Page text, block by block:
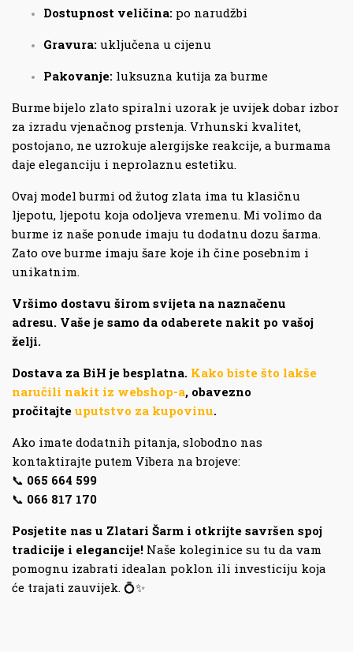
Dostupnost veličina: po narudžbi
Gravura: uključena u cijenu
Pakovanje: luksuzna kutija za burme
Burme bijelo zlato spiralni uzorak je uvijek dobar izbor
za izradu vjenačnog prstenja. Vrhunski kvalitet,
postojano, ne uzrokuje alergijske reakcije, a burmama
daje eleganciju i neprolaznu estetiku.
Ovaj model burmi od žutog zlata ima tu klasičnu
ljepotu, ljepotu koja odoljeva vremenu. Mi volimo da
burme iz naše ponude imaju tu dodatnu dozu šarma.
Zato ove burme imaju šare koje ih čine posebnim i
unikatnim.
Vršimo dostavu širom svijeta na naznačenu
adresu. Vaše je samo da odaberete nakit po vašoj
želji.
Dostava za BiH je besplatna. Kako biste što lakše
naručili nakit iz webshop-a, obavezno
pročitajte uputstvo za kupovinu.
Ako imate dodatnih pitanja, slobodno nas
kontaktirajte putem Vibera na brojeve:
📞 065 664 599
📞 066 817 170
Posjetite nas u Zlatari Šarm i otkrijte savršen spoj
tradicije i elegancije! Naše koleginice su tu da vam
pomognu izabrati idealan poklon ili investiciju koja
će trajati zauvijek. 💍✨